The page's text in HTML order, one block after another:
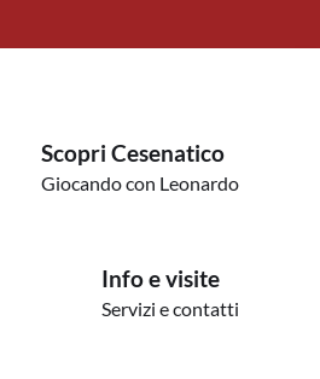
Scopri Cesenatico
Giocando con Leonardo
Info e visite
Servizi e contatti